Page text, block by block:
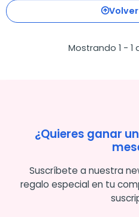
Mostrando 1 - 1
¿Quieres ganar un
Suscríbete a nuestra
regalo especial en tu